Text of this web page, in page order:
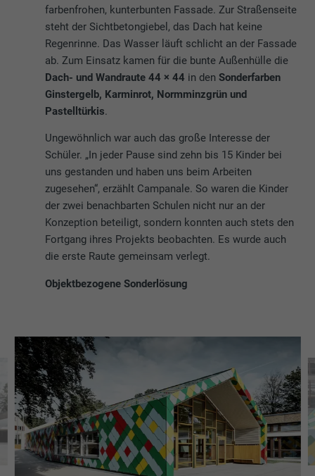
farbenfrohen, kunterbunten Fassade. Zur Straßenseite
steht der Sichtbetongiebel, das Dach hat keine
Regenrinne. Das Wasser läuft schlicht an der Fassade
ab. Zum Einsatz kamen für die bunte Außenhülle die
Dach- und Wandraute 44 × 44 in denSonderfarben
Ginstergelb, Karminrot, Normminzgrün und
Pastelltürkis.
Ungewöhnlich war auch das große Interesse der
Schüler. „In jeder Pause sind zehn bis 15 Kinder bei
uns gestanden und haben uns beim Arbeiten
zugesehen“, erzählt Campanale. So waren die Kinder
der zwei benachbarten Schulen nicht nur an der
Konzeption beteiligt, sondern konnten auch stets den
Fortgang ihres Projekts beobachten. Es wurde auch
die erste Raute gemeinsam verlegt.
Objektbezogene Sonderlösung